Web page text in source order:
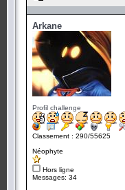
Arkane
Profil challenge
Classement : 290/55625
Néophyte
Hors ligne
Messages: 34